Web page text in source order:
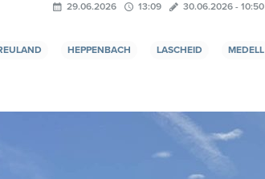
29.06.2026 13:09 30.06.2026 - 10:50
HEPPENBACH LASCHEID MEDELL